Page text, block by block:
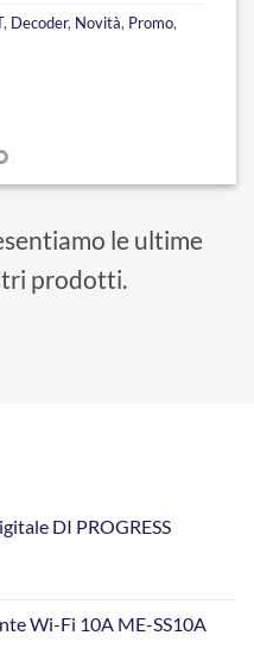
è:
, Decoder, Novità, Promo,
le ultime
prodotti.
DI PROGRESS
Wi-Fi 10A ME-SS10A